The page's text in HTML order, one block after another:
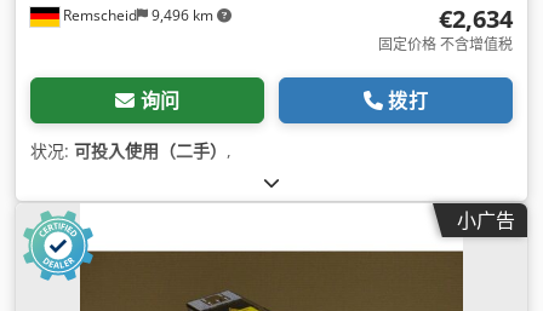
Remscheid 9,496 km €2,634
固定价格 不含增值税
询问 拨打
状况: 可投入使用（二手） ,
小广告